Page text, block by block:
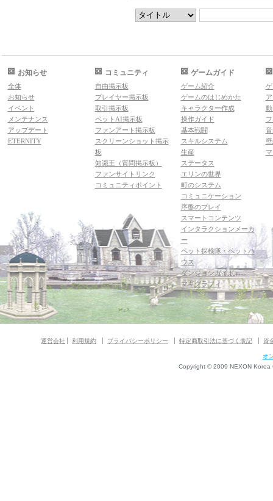
お知らせ
全体
お知らせ
イベント
メンテナンス
アップデート
ETERNITY
コミュニティ
自由掲示板
プレイヤー掲示板
取引掲示板
ペットAI掲示板
ファンアート掲示板
スクリーンショット掲示
板
知識王（質問掲示板）
ファンサイトリンク
コミュニティポイント
ゲームガイド
ゲーム紹介
ゲームのはじめかた
キャラクター作成
操作ガイド
基本戦闘
スキルシステム
生産
ステータス
エリンの世界
町のシステム
コミュニケーション
序盤のプレイ
スマートコンテンツ
インタラクションメーカ
ー
ペット探検隊・ペットハ
ウス
ダンジョンガイド
マギグラフィ
運営会社 利用規約 プライバシーポリシー 特定商取引法に基づく表記 資
オ
Copyright © 2009 NEXON Korea